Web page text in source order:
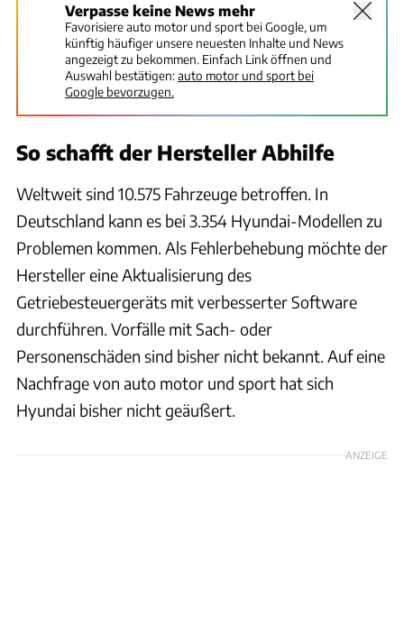
Verpasse keine News mehr
Favorisiere auto motor und sport bei Google, um
künftig häufiger unsere neuesten Inhalte und News
angezeigt zu bekommen. Einfach Link öffnen und
Auswahl bestätigen:auto motor und sport bei
Google bevorzugen.
So schafft der Hersteller Abhilfe
Weltweit sind 10.575 Fahrzeuge betroffen. In
Deutschland kann es bei 3.354 Hyundai-Modellen zu
Problemen kommen. Als Fehlerbehebung möchte der
Hersteller eine Aktualisierung des
Getriebesteuergeräts mit verbesserter Software
durchführen. Vorfälle mit Sach- oder
Personenschäden sind bisher nicht bekannt. Auf eine
Nachfrage von auto motor und sport hat sich
Hyundai bisher nicht geäußert.
ANZEIGE